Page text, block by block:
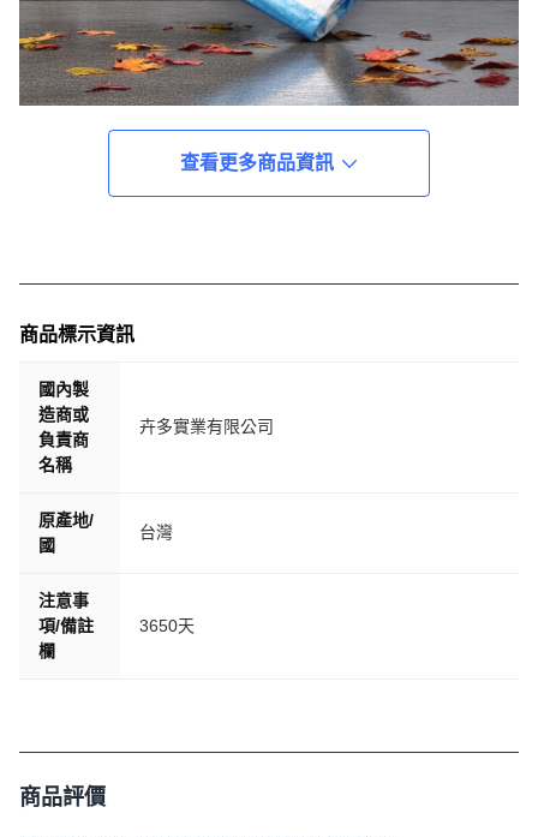
查看更多商品資訊
商品標示資訊
國內製
造商或
負責商
名稱
卉多實業有限公司
原產地/
國
台灣
注意事
項/備註
欄
3650天
商品評價